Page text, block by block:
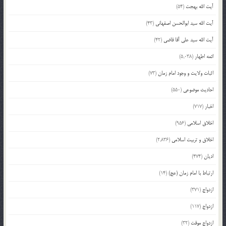
آیت الله بهجت (54)
آیت الله سید ابوالحسن اصفهانی (43)
آیت الله سید علی آقا قاضی (42)
ائمه اطهار (5,038)
اثبات ولایت و وجود امام زمان(73)
احادیث موضوعی (550)
اخبار (717)
اخلاق اسلامی (956)
اخلاق و تربیت اسلامی (2,836)
ادیان(474)
ارتباط با امام زمان (عج)(14)
ازدواج (371)
ازدواج (117)
ازدواج موقت (32)